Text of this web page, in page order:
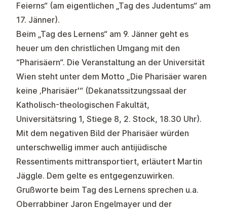
Feierns“ (am eigentlichen „Tag des Judentums“ am
17. Jänner).
Beim „Tag des Lernens“ am 9. Jänner geht es
heuer um den christlichen Umgang mit den
“Pharisäern“. Die Veranstaltung an der Universität
Wien steht unter dem Motto „Die Pharisäer waren
keine ‚Pharisäer'“ (Dekanatssitzungssaal der
Katholisch-theologischen Fakultät,
Universitätsring 1, Stiege 8, 2. Stock, 18.30 Uhr).
Mit dem negativen Bild der Pharisäer würden
unterschwellig immer auch antijüdische
Ressentiments mittransportiert, erläutert Martin
Jäggle. Dem gelte es entgegenzuwirken.
Grußworte beim Tag des Lernens sprechen u.a.
Oberrabbiner Jaron Engelmayer und der